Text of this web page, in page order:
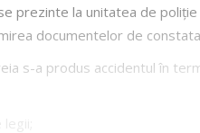
prezinte la unitatea de
documentelor de
s-a produs accidentul în